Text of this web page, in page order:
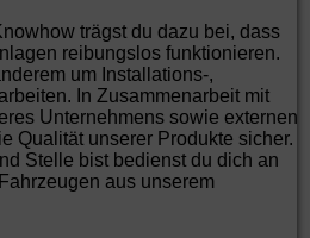
trägst du dazu bei, dass
reibungslos funktionieren.
um Installations-,
In Zusammenarbeit mit
Unternehmens sowie externen
Qualität unserer Produkte sicher.
Stelle bist bedienst du dich an
aus unserem
Auswärtstätigkeit erhältst du eine